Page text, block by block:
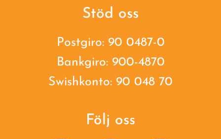
Stöd oss
Postgiro: 90 0487-0
Bankgiro: 900-4870
Swishkonto: 90 048 70
Följ oss